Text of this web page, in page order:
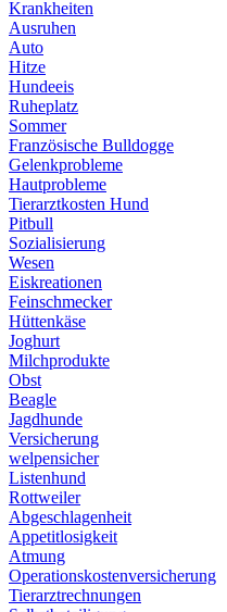
Krankheiten
Ausruhen
Auto
Hitze
Hundeeis
Ruheplatz
Sommer
Französische Bulldogge
Gelenkprobleme
Hautprobleme
Tierarztkosten Hund
Pitbull
Sozialisierung
Wesen
Eiskreationen
Feinschmecker
Hüttenkäse
Joghurt
Milchprodukte
Obst
Beagle
Jagdhunde
Versicherung
welpensicher
Listenhund
Rottweiler
Abgeschlagenheit
Appetitlosigkeit
Atmung
Operationskostenversicherung
Tierarztrechnungen